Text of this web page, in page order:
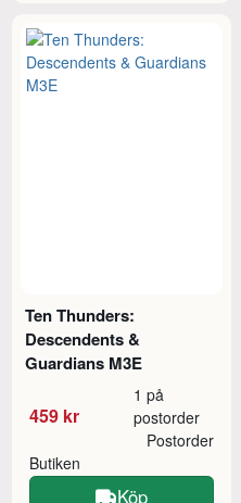
Ten Thunders:
Descendents &
Guardians M3E
459 kr
1 på
postorder
Butiken
Postorder
Köp